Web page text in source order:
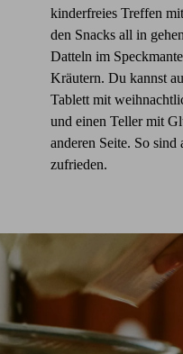
kinderfreies Treffen
den Snacks all in
Datteln im
Kräutern. Du kannst
Tablett mit
und einen Teller mit
anderen Seite. So
zufrieden.